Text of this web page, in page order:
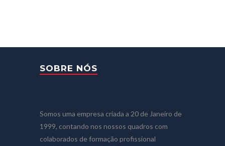
SOBRE NÓS
Somos uma empresa criada a 20 de Janeiro de
1999, contando nos nossos quadros com
colaborados de formação profissional